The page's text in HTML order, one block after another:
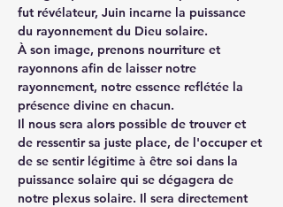
fut révélateur, Juin incarne la puissance
du rayonnement du Dieu solaire.
À son image, prenons nourriture et
rayonnons afin de laisser notre
rayonnement, notre essence reflétée la
présence divine en chacun.
Il nous sera alors possible de trouver et
de ressentir sa juste place, de l'occuper et
de se sentir légitime à être soi dans la
puissance solaire qui se dégagera de
notre plexus solaire. Il sera directement